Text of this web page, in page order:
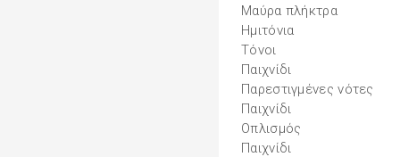
Μαύρα πλήκτρα
Ημιτόνια
Τόνοι
Παιχνίδι
Παρεστιγμένες νότες
Παιχνίδι
Οπλισμός
Παιχνίδι